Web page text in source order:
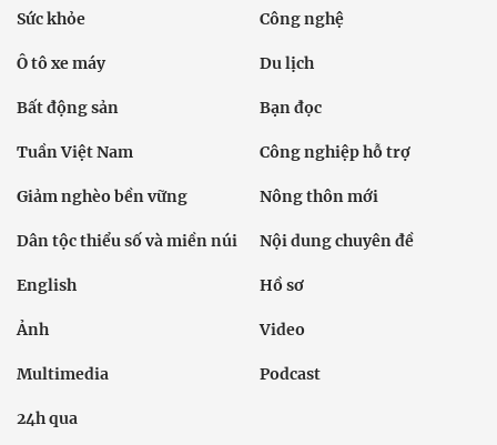
Sức khỏe Công nghệ
Ô tô xe máy Du lịch
Bất động sản Bạn đọc
Tuần Việt Nam Công nghiệp hỗ trợ
Giảm nghèo bền vững Nông thôn mới
Dân tộc thiểu số và miền núi Nội dung chuyên đề
English Hồ sơ
Ảnh Video
Multimedia Podcast
24h qua